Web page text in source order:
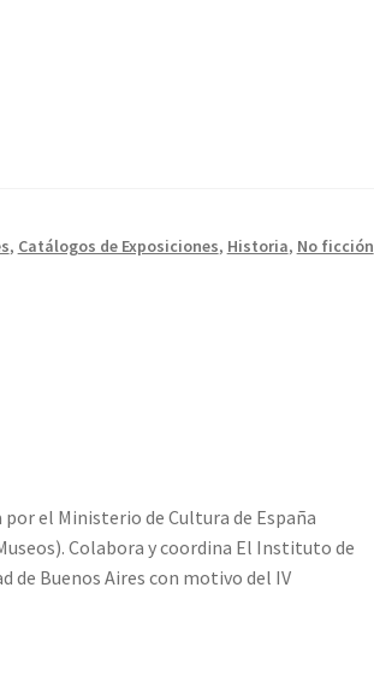
, Catálogos de Exposiciones, Historia, No ficción
el Ministerio de Cultura de España
Colabora y coordina El Instituto de
de Buenos Aires con motivo del IV